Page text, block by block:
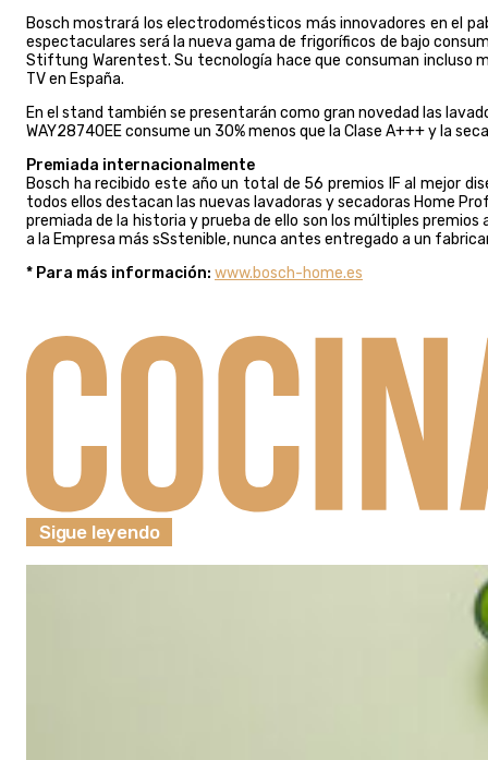
Bosch mostrará los electrodomésticos más innovadores en el
espectaculares será la nueva gama de frigoríficos de bajo
Stiftung Warentest. Su tecnología hace que consuman incluso
TV en España.
En el stand también se presentarán como gran novedad las
WAY28740EE consume un 30% menos que la Clase A+++ y la
Premiada internacionalmente
Bosch ha recibido este año un total de 56 premios IF al mejor
todos ellos destacan las nuevas lavadoras y secadoras Home
premiada de la historia y prueba de ello son los múltiples
a la Empresa más sSstenible, nunca antes entregado a un
* Para más información: www.bosch-home.es
Sigue leyendo